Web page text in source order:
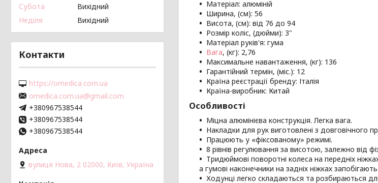
Матеріал: алюміній
Ширина, (см): 56
Висота, (см): від 76 до 94
Розмір коліс, (дюйми): 3"
Матеріал руків'я: гума
Вага, (кг): 2,76
Максимальне навантаження, (кг): 136
Гарантійний термін, (міс.): 12
Країна реєстрації бренду: Італія
Країна-виробник: Китай
Особливості
Міцна алюмінієва конструкція. Легка вага.
Накладки для рук виготовлені з довговічного
Працюють у «фіксованому» режимі.
8 рівнів регулювання за висотою, залежно від
Тридюймові поворотні колеса на передніх
а гумові наконечники на задніх ніжках
Ходунці легко складаються та розбираються
Субота
Вихідний
Неділя
Вихідний
Контакти
https://omedica.com.ua
omedica.com.ua@gmail.com
+380967538544
+380967538544
+380967538544
вулиця Нова, 2 02000, Київ, Україна